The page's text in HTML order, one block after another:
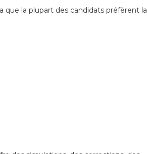
que la plupart des candidats préfèrent la